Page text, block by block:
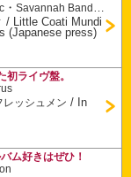
・Savannah Band Related
/ Little Coati Mundi
(Japanese press)
初ライヴ盤。
レッシュメン / In
ム好きはぜひ！